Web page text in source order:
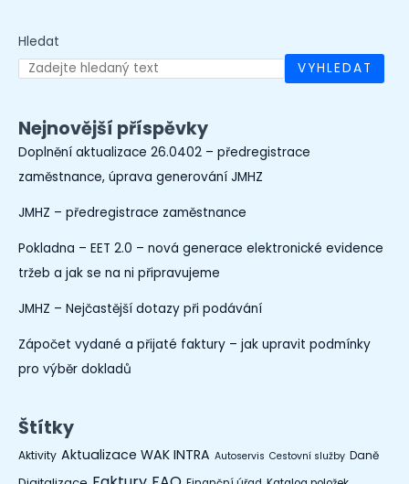
Hledat
VYHLEDAT
Nejnovější příspěvky
Doplnění aktualizace 26.0402 – předregistrace
zaměstnance, úprava generování JMHZ
JMHZ – předregistrace zaměstnance
Pokladna – EET 2.0 – nová generace elektronické evidence
tržeb a jak se na ni připravujeme
JMHZ – Nejčastější dotazy při podávání
Zápočet vydané a přijaté faktury – jak upravit podmínky
pro výběr dokladů
Štítky
Aktivity Aktualizace WAK INTRA Autoservis Cestovní služby Daně